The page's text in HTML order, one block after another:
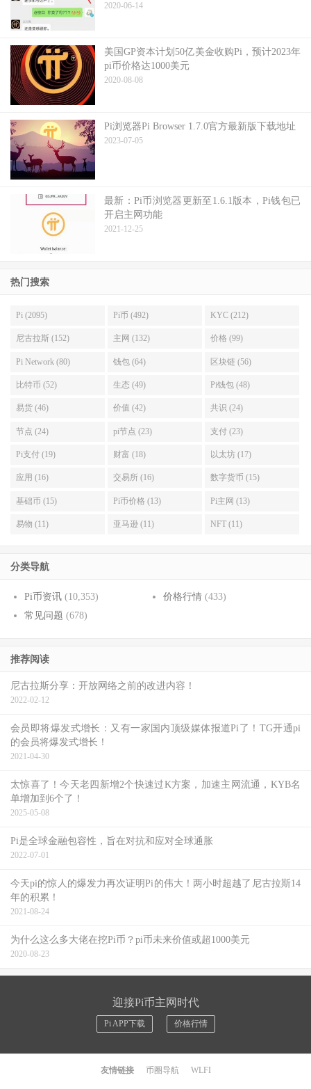
2020-06-14
美国GP资本计划50亿美金收购Pi，预计2023年
pi币价格达1000美元
2020-08-08
Pi浏览器Pi Browser 1.7.0官方最新版下载地址
2023-07-05
最新：Pi币浏览器更新至1.6.1版本，Pi钱包已
开启主网功能
2021-12-25
热门搜索
Pi (2095) Pi币 (492) KYC (212)
尼古拉斯 (152) 主网 (132) 价格 (99)
Pi Network (80) 钱包 (64) 区块链 (56)
比特币 (52) 生态 (49) Pi钱包 (48)
易货 (46) 价值 (42) 共识 (24)
节点 (24) pi节点 (23) 支付 (23)
Pi支付 (19) 财富 (18) 以太坊 (17)
应用 (16) 交易所 (16) 数字货币 (15)
基础币 (15) Pi币价格 (13) Pi主网 (13)
易物 (11) 亚马逊 (11) NFT (11)
分类导航
Pi币资讯 (10,353) 价格行情(433)
常见问题 (678)
推荐阅读
尼古拉斯分享：开放网络之前的改进内容！
2022-02-12
会员即将爆发式增长：又有一家国内顶级媒体报道Pi了！TG开通pi
的会员将爆发式增长！
2021-04-30
太惊喜了！今天老四新增2个快速过K方案，加速主网流通，KYB名
单增加到6个了！
2025-05-08
Pi是全球金融包容性，旨在对抗和应对全球通胀
2022-07-01
今天pi的惊人的爆发力再次证明Pi的伟大！两小时超越了尼古拉斯14
年的积累！
2021-08-24
为什么这么多大佬在挖Pi币？pi币未来价值或超1000美元
2020-08-23
迎接Pi币主网时代
Pi APP下载 价格行情
友情链接 币圈导航 WLFI